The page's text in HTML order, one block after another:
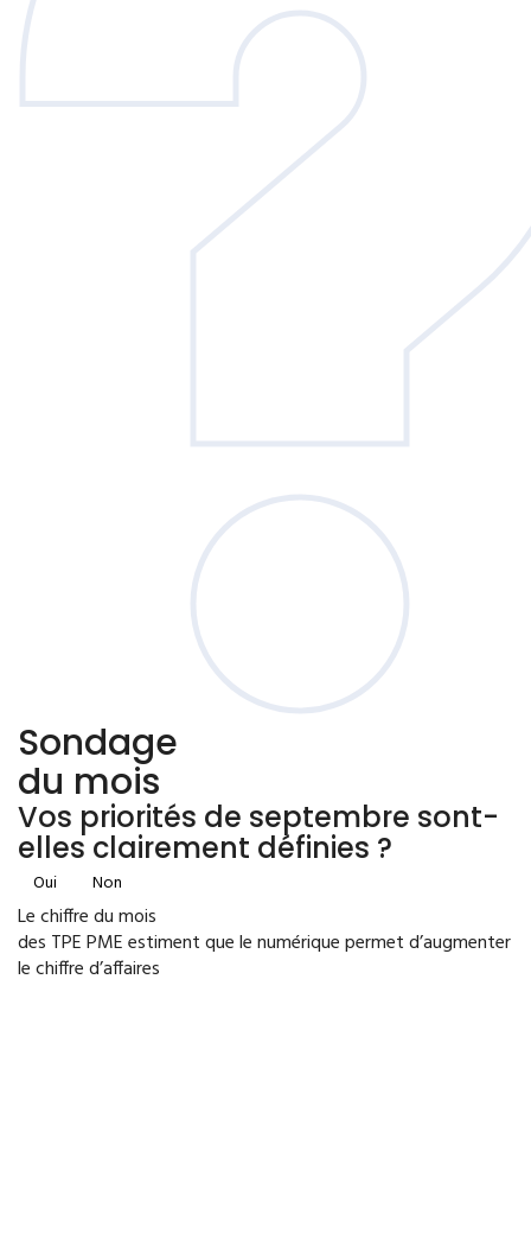
Sondage
du mois
Vos priorités de septembre sont-
elles clairement définies ?
Oui Non
Le chiffre du mois
des TPE PME estiment que le numérique permet d’augmenter
le chiffre d’affaires